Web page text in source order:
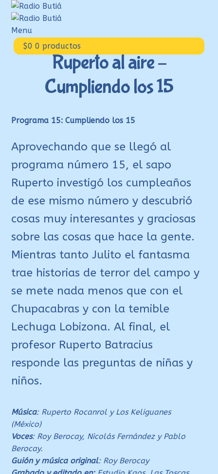
Ir
a
la
navegación
Ir
al
contenido
Menu
Inicio
Armá tu playlist
Quehacer Educativo
Propuestas para el aula
Ayuda
$0 0 productos
Ruperto al aire –
Cumpliendo los 15
Programa 15: Cumpliendo los 15
Aprovechando que se llegó al
programa número 15, el sapo
Ruperto investigó los cumpleaños
de ese mismo número y descubrió
cosas muy interesantes y graciosas
sobre las cosas que hace la gente.
Mientras tanto Julito el fantasma
trae historias de terror del campo y
se mete nada menos que con el
Chupacabras y con la temible
Lechuga Lobizona. Al final, el
profesor Ruperto Batracius
responde las preguntas de niñas y
niños.
Música: Ruperto Rocanrol y Los Keliguanes
(México)
Voces: Roy Berocay, Nicolás Fernández y Pablo
Berocay.
Guión y música original: Roy Berocay